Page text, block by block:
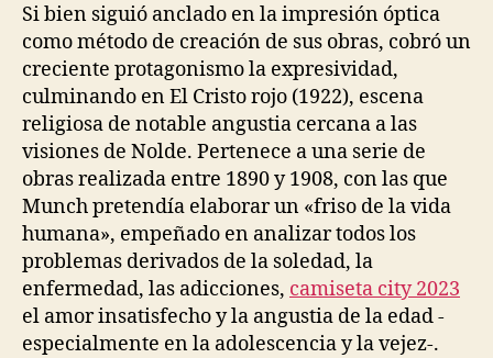
Si bien siguió anclado en la impresión óptica
como método de creación de sus obras, cobró un
creciente protagonismo la expresividad,
culminando en El Cristo rojo (1922), escena
religiosa de notable angustia cercana a las
visiones de Nolde. Pertenece a una serie de
obras realizada entre 1890 y 1908, con las que
Munch pretendía elaborar un «friso de la vida
humana», empeñado en analizar todos los
problemas derivados de la soledad, la
enfermedad, las adicciones, camiseta city 2023
el amor insatisfecho y la angustia de la edad -
especialmente en la adolescencia y la vejez-.